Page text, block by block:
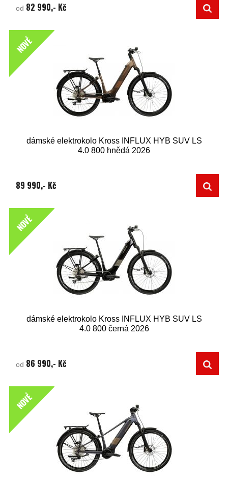
od 82 990,- Kč
NOVÉ
dámské elektrokolo Kross INFLUX HYB SUV LS
4.0 800 hnědá 2026
89 990,- Kč
NOVÉ
dámské elektrokolo Kross INFLUX HYB SUV LS
4.0 800 černá 2026
od 86 990,- Kč
NOVÉ